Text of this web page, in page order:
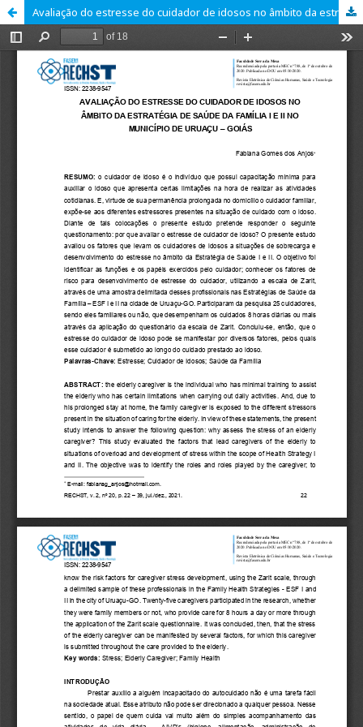
Avaliação do estresse do cuidador de idosos no âmbito da estratégia de saúde da Família I e II no município de Uruaçu – GO